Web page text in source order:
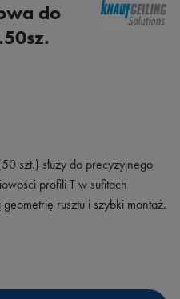
do
szt.) służy do precyzyjnego
profili T w sufitach
rusztu i szybki montaż.